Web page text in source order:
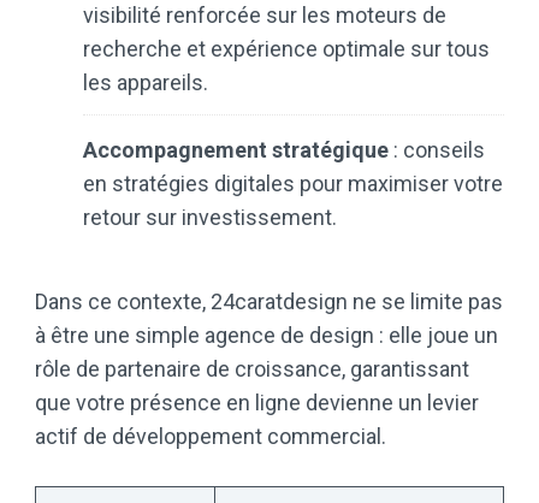
visibilité renforcée sur les moteurs de
recherche et expérience optimale sur tous
les appareils.
Accompagnement stratégique : conseils
en stratégies digitales pour maximiser votre
retour sur investissement.
Dans ce contexte, 24caratdesign ne se limite pas
à être une simple agence de design : elle joue un
rôle de partenaire de croissance, garantissant
que votre présence en ligne devienne un levier
actif de développement commercial.